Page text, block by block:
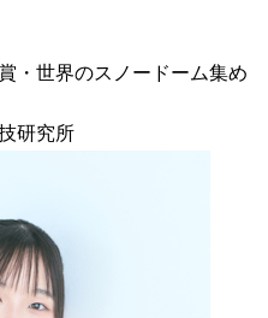
・世界のスノードーム集め
研究所